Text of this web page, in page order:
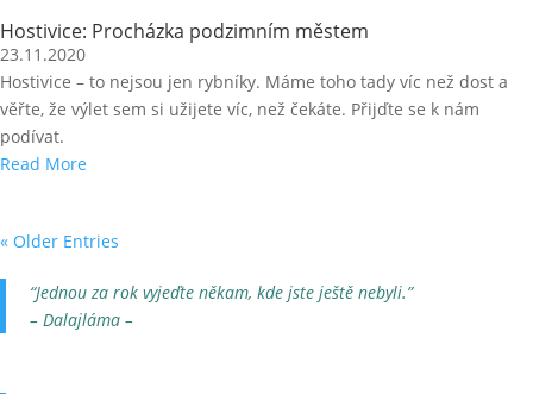
Hostivice: Procházka podzimním městem
23.11.2020
Hostivice – to nejsou jen rybníky. Máme toho tady víc než dost a
věřte, že výlet sem si užijete víc, než čekáte. Přijďte se k nám
podívat.
Read More
« Older Entries
“Jednou za rok vyjeďte někam, kde jste ještě nebyli.”
– Dalajláma –